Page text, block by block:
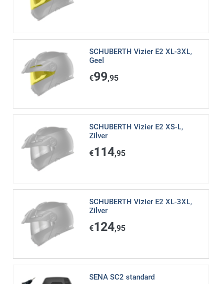
SCHUBERTH Vizier E2 XL-3XL,
Geel
€99,95
SCHUBERTH Vizier E2 XS-L,
Zilver
€114,95
SCHUBERTH Vizier E2 XL-3XL,
Zilver
€124,95
SENA SC2 standard